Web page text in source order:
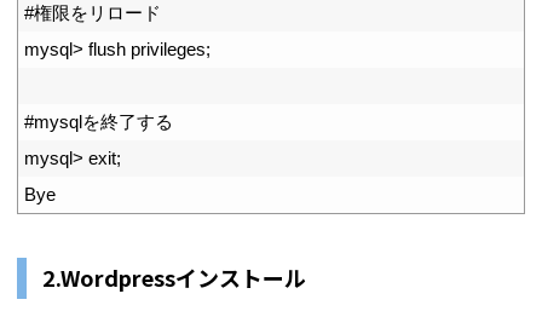
#権限をリロード
mysql> flush privileges;
#mysqlを終了する
mysql> exit;
Bye
2.Wordpressインストール